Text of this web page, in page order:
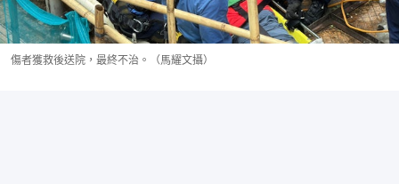
傷者獲救後送院，最終不治。（馬耀文攝）